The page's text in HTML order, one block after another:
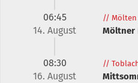
06:45
14. August
// Mölten
Möltner
08:30
16. August
//